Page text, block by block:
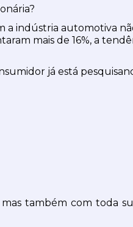
a indústria automotiva
mais de 16%, a
já está
também com toda